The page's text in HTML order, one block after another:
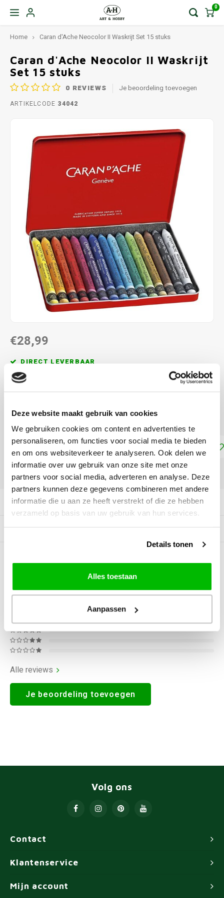
Deze website maakt gebruik van cookies
We gebruiken cookies om content en advertenties te
personaliseren, om functies voor social media te bieden
en om ons websiteverkeer te analyseren. Ook delen we
informatie over uw gebruik van onze site met onze
partners voor social media, adverteren en analyse. Deze
partners kunnen deze gegevens combineren met andere
informatie die u aan ze heeft verstrekt of die ze hebben
verzameld op basis van uw gebruik van hun services.
Details tonen
Alles toestaan
Aanpassen
0
Home Caran d'Ache Neocolor II Waskrijt Set 15 stuks
Caran d'Ache Neocolor II Waskrijt
Set 15 stuks
0 REVIEWS Je beoordeling toevoegen
ARTIKELCODE 34042
€28,99
DIRECT LEVERBAAR
Droog en nat te gebruiken
KOOP2VOOR€26,09PER STUK
Toevoegen aan winkelwagen
DELEN:
Productomschrijving
0STERREN OP BASIS VAN0
BEOORDELINGEN
0Reviews
Alle reviews
Je beoordeling toevoegen
Contact
Volg ons
Klantenservice
Mijn account